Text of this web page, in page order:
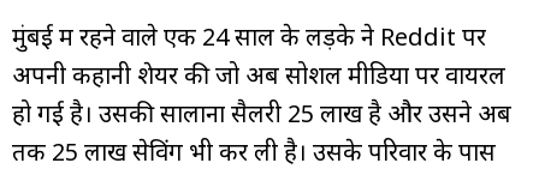
मुंबई में रहने वाले एक 24 साल के लड़के ने Reddit पर
अपनी कहानी शेयर की जो अब सोशल मीडिया पर वायरल
हो गई है। उसकी सालाना सैलरी ₹25 लाख है और उसने अब
तक ₹25 लाख सेविंग भी कर ली है। उसके परिवार के पास